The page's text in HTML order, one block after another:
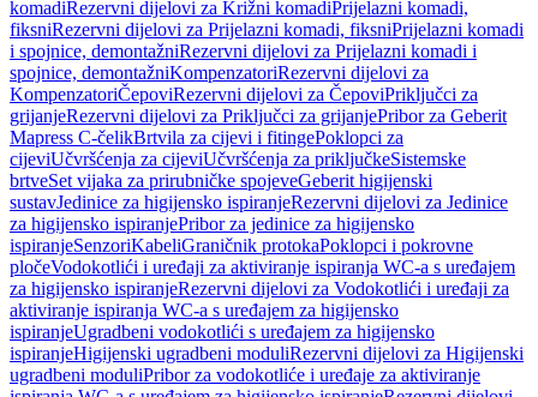
komadiRezervni dijelovi za Križni komadiPrijelazni komadi,
fiksniRezervni dijelovi za Prijelazni komadi, fiksniPrijelazni komadi
i spojnice, demontažniRezervni dijelovi za Prijelazni komadi i
spojnice, demontažniKompenzatoriRezervni dijelovi za
KompenzatoriČepoviRezervni dijelovi za ČepoviPriključci za
grijanjeRezervni dijelovi za Priključci za grijanjePribor za Geberit
Mapress C-čelikBrtvila za cijevi i fitingePoklopci za
cijeviUčvršćenja za cijeviUčvršćenja za priključkeSistemske
brtveSet vijaka za prirubničke spojeveGeberit higijenski
sustavJedinice za higijensko ispiranjeRezervni dijelovi za Jedinice
za higijensko ispiranjePribor za jedinice za higijensko
ispiranjeSenzoriKabeliGraničnik protokaPoklopci i pokrovne
pločeVodokotlići i uređaji za aktiviranje ispiranja WC-a s uređajem
za higijensko ispiranjeRezervni dijelovi za Vodokotlići i uređaji za
aktiviranje ispiranja WC-a s uređajem za higijensko
ispiranjeUgradbeni vodokotlići s uređajem za higijensko
ispiranjeHigijenski ugradbeni moduliRezervni dijelovi za Higijenski
ugradbeni moduliPribor za vodokotliće i uređaje za aktiviranje